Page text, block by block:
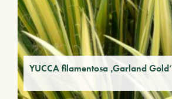
YUCCA filamentosa ‚Garland Gold‘